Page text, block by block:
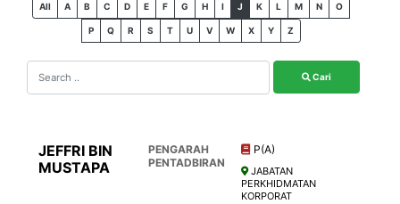
All A B C D E F G H I J K L M N O
P Q R S T U V W X Y Z
Cari
JEFFRI BIN
MUSTAPA
PENGARAH
PENTADBIRAN
P(A)
JABATAN
PERKHIDMATAN
KORPORAT